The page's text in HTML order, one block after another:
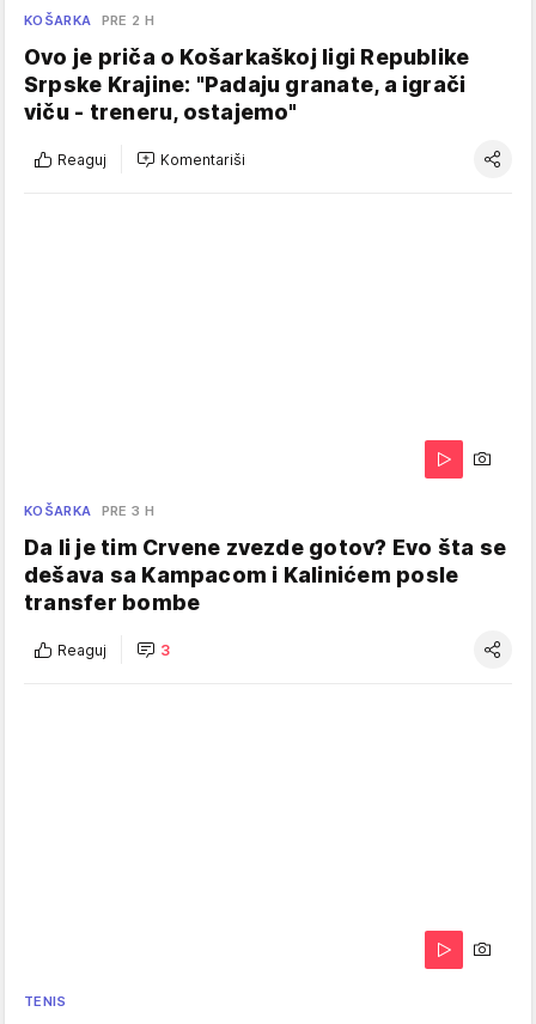
KOŠARKA PRE 2 H
Ovo je priča o Košarkaškoj ligi Republike
Srpske Krajine: "Padaju granate, a igrači
viču - treneru, ostajemo"
Reaguj Komentariši
KOŠARKA PRE 3 H
Da li je tim Crvene zvezde gotov? Evo šta se
dešava sa Kampacom i Kalinićem posle
transfer bombe
Reaguj 3
TENIS